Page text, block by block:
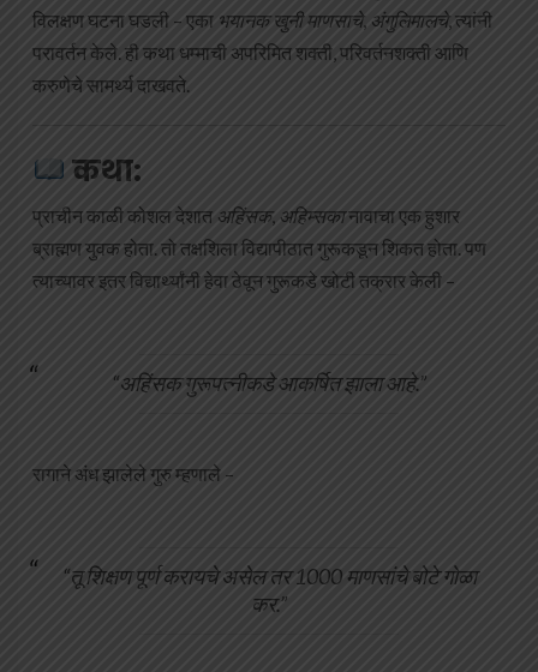
विलक्षण घटना घडली – एका भयानक खुनी माणसाचे, अंगुलिमालचे, त्यांनी
परावर्तन केले. ही कथा धम्माची अपरिमित शक्ती, परिवर्तनशक्ती आणि
करुणेचे सामर्थ्य दाखवते.
कथा:
प्राचीन काळी कोशल देशात अहिंसक, अहिम्सकानावाचा एक हुशार
ब्राह्मण युवक होता. तो तक्षशिला विद्यापीठात गुरूकडून शिकत होता. पण
त्याच्यावर इतर विद्यार्थ्यांनी हेवा ठेवून गुरूकडे खोटी तक्रार केली –
“अहिंसक गुरूपत्नीकडे आकर्षित झाला आहे.”
रागाने अंध झालेले गुरु म्हणाले –
“तू शिक्षण पूर्ण करायचे असेल तर 1000 माणसांचे बोटे गोळा
कर.”